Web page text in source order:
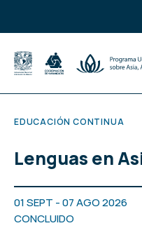
EDUCACIÓN CONTINUA
Lenguas en
01 SEPT - 07 AGO 2026
CONCLUIDO